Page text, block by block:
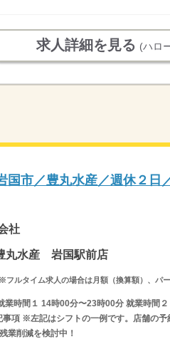
求人詳細を見る (ハロ
市／豊丸水産／週休２日
社
丸水産 岩国駅前店
フルタイム求人の場合は月額（換算額）、パ
業時間１ 14時00分〜23時00分 就業時間
事項 ※左記はシフトの一例です。店舗の
業削減を検討中！